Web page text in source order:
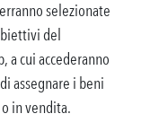
selezionate
del
a cui accederanno
assegnare i beni
in vendita.